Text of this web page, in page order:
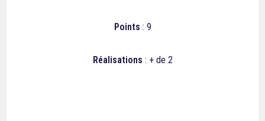
Points : 9
Réalisations : + de 2